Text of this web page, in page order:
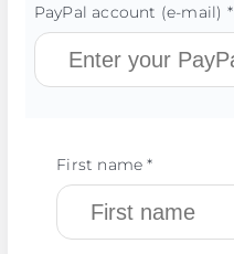
PayPal account (e-mail) *
First name *